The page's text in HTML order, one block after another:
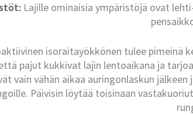
Lajille ominaisia ympäristöjä ovat
isoraitayökkönen tulee pimeinä
pajut kukkivat lajin lentoaikana ja
vain vähän aikaa auringonlaskun
Päivisin löytää toisinaan